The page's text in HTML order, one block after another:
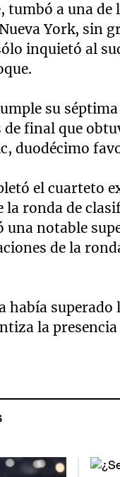
tumbó a una
York, sin
inquietó al
su
final que
duodécimo
el cuarteto
la ronda de
una notable
de la
había
la